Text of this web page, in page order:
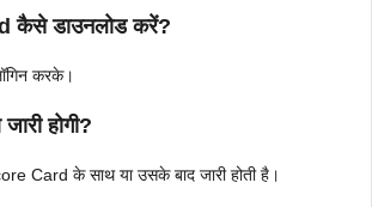
कैसे डाउनलोड करें?
करके।
होगी?
Card के साथ या उसके बाद जारी होती है।